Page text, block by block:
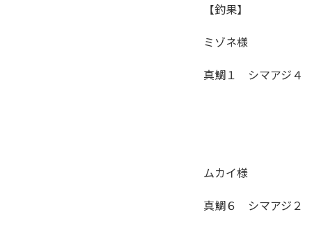
【釣果】
ミゾネ様
真鯛１ シマアジ４
ムカイ様
真鯛６ シマアジ２